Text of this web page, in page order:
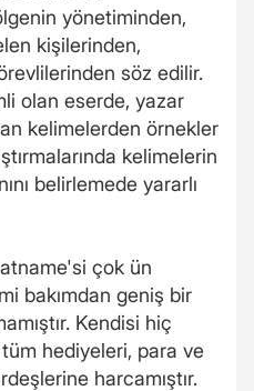
yönetiminden,
kişilerinden,
söz edilir.
olan eserde, yazar
kelimelerden örnekler
kelimelerin
belirlemede yararlı
çok ün
bakımdan geniş bir
Kendisi hiç
hediyeleri, para ve
harcamıştır.